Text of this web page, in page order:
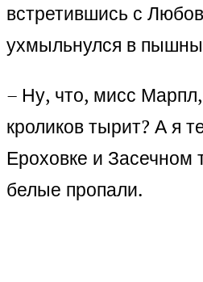
встретившись с
ухмыльнулся в
– Ну, что, мисс
кроликов тырит? А я
Ероховке и Засечном
белые пропали.